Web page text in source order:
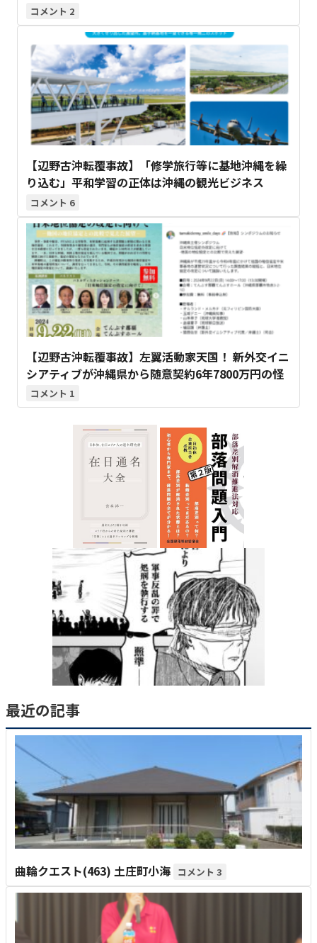
2
【辺野古沖転覆事故】「修学旅行等に基地沖縄を繰
り込む」平和学習の正体は沖縄の観光ビジネス
6
【辺野古沖転覆事故】左翼活動家天国！ 新外交イニ
シアティブが沖縄県から随意契約6年7800万円の怪
1
最近の記事
曲輪クエスト(463) 土庄町小海 3